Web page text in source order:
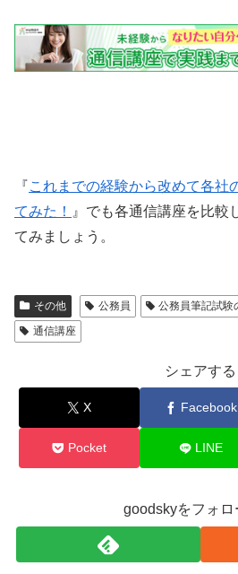
『これまでの経験から改めて各社
てみた！
』でも各通信講座を比較
てみましょう。
その他 公務員 公務員筆記試験
通信講座
シェアする
X Facebook
Pocket LINE
goodskyをフォロ